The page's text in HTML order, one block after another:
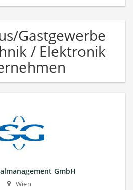
Gastgewerbe
/ Elektronik
GmbH
Wien